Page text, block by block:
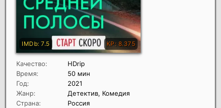
Качество:
HDrip
Время:
50 мин
Год:
2021
Жанр:
Детектив, Комедия
Страна:
Россия